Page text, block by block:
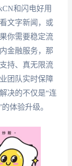
和闪电好用
文字新闻，或
你需要稳定流
金融服务，那
持、真无限流
团队实时保障
决的不仅是“连
体验升级。